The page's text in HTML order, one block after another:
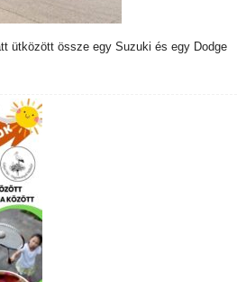
ütközött össze egy Suzuki és egy Dodge